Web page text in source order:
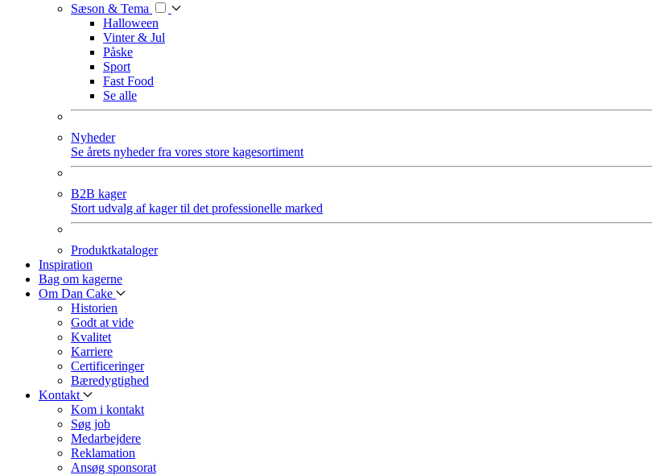
Sæson & Tema
Halloween
Vinter & Jul
Påske
Sport
Fast Food
Se alle
Nyheder
Se årets nyheder fra vores store kagesortiment
B2B kager
Stort udvalg af kager til det professionelle marked
Produktkataloger
Inspiration
Bag om kagerne
Om Dan Cake
Historien
Godt at vide
Kvalitet
Karriere
Certificeringer
Bæredygtighed
Kontakt
Kom i kontakt
Søg job
Medarbejdere
Reklamation
Ansøg sponsorat